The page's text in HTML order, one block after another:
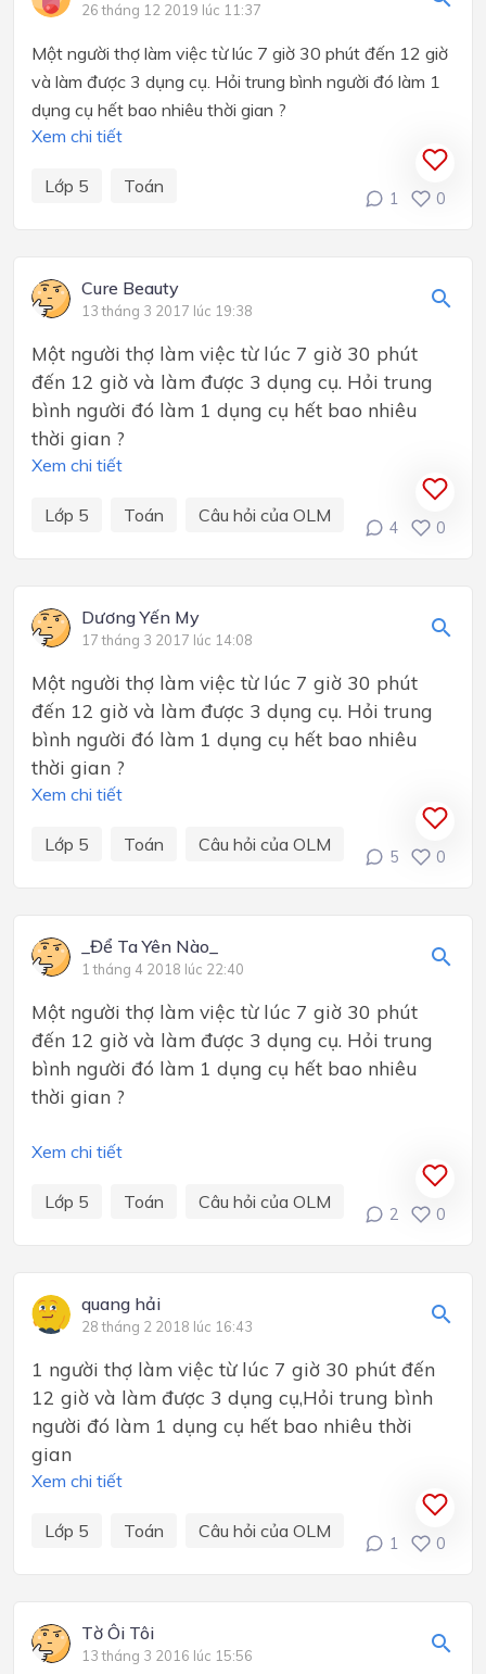
26 tháng 12 2019 lúc 11:37
Một người thợ làm việc từ lúc 7 giờ 30 phút đến 12 giờ
và làm được 3 dụng cụ. Hỏi trung bình người đó làm 1
dụng cụ hết bao nhiêu thời gian ?
Xem chi tiết
Lớp 5 Toán
1 0
Cure Beauty
13 tháng 3 2017 lúc 19:38
Một người thợ làm việc từ lúc 7 giờ 30 phút
đến 12 giờ và làm được 3 dụng cụ. Hỏi trung
bình người đó làm 1 dụng cụ hết bao nhiêu
thời gian ?
Xem chi tiết
Lớp 5 Toán Câu hỏi của OLM
4 0
Dương Yến My
17 tháng 3 2017 lúc 14:08
Một người thợ làm việc từ lúc 7 giờ 30 phút
đến 12 giờ và làm được 3 dụng cụ. Hỏi trung
bình người đó làm 1 dụng cụ hết bao nhiêu
thời gian ?
Xem chi tiết
Lớp 5 Toán Câu hỏi của OLM
5 0
_Để Ta Yên Nào_
1 tháng 4 2018 lúc 22:40
Một người thợ làm việc từ lúc 7 giờ 30 phút
đến 12 giờ và làm được 3 dụng cụ. Hỏi trung
bình người đó làm 1 dụng cụ hết bao nhiêu
thời gian ?
Xem chi tiết
Lớp 5 Toán Câu hỏi của OLM
2 0
quang hải
28 tháng 2 2018 lúc 16:43
1 người thợ làm việc từ lúc 7 giờ 30 phút đến
12 giờ và làm được 3 dụng cụ,Hỏi trung bình
người đó làm 1 dụng cụ hết bao nhiêu thời
gian
Xem chi tiết
Lớp 5 Toán Câu hỏi của OLM
1 0
Tờ Ôi Tôi
13 tháng 3 2016 lúc 15:56